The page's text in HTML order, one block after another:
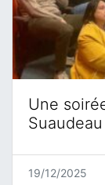
Une
Suaudeau
19/12/2025